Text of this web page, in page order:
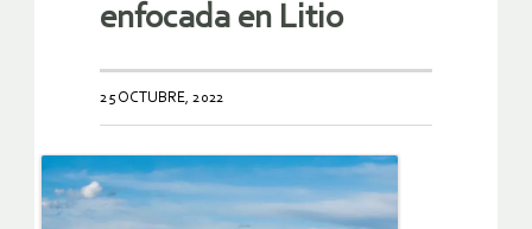
enfocada en Litio
25 OCTUBRE, 2022